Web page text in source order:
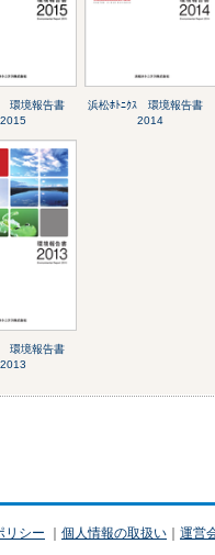
環境報告書
2015
浜松ﾎﾄﾆｸｽ 環境報告書
2014
環境報告書
2013
リシー ｜ 個人情報の取扱い ｜ 運営